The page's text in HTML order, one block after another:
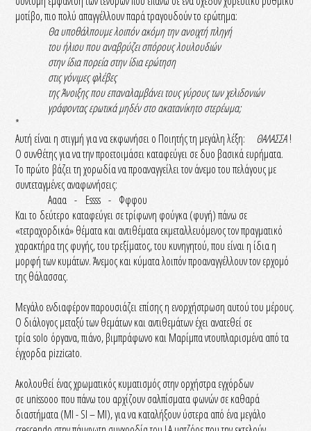
μοτίβο, πιο πολύ απαγγέλλουν παρά τραγουδούν το ερώτημα:
Θα υποθάλπουμε λοιπόν ακόμη την ανοιχτή πληγή
του ήλιου που αναβρύζει σπόρους λουλουδιών
στην ίδια πορεία στην ίδια ερώτηση
στις γόνιμες φλέβες
της Άνοιξης που επαναλαμβάνει τους γύρους των χελιδονιών
γράφοντας ερωτικά μηδέν στο ακατανίκητο στερέωμα;
*
Αυτή είναι η στιγμή για να εκφωνήσει ο Ποιητής τη μεγάλη λέξη: ΘΑΛΑΣΣΑ!
Ο συνθέτης για να την προετοιμάσει καταφεύγει σε δυο βασικά ευρήματα.
Το πρώτο βάζει τη χορωδία να προαναγγείλει τον άνεμο του πελάγους με
συντεταγμένες αναφωνήσεις:
Αααα - Essss - Φφφου
Και το δεύτερο καταφεύγει σε τρίφωνη φούγκα (φυγή) πάνω σε
«τετραχορδικά» θέματα και αντιθέματα εκμεταλλευόμενος τον πραγματικό
χαρακτήρα της φυγής, του τρεξίματος, του κυνηγητού, που είναι η ίδια η
μορφή των κυμάτων. Άνεμος και κύματα λοιπόν προαναγγέλλουν τον ερχομό
της θάλασσας.
Μεγάλο ενδιαφέρον παρουσιάζει επίσης η ενορχήστρωση αυτού του μέρους.
Ο διάλογος μεταξύ των θεμάτων και αντιθεμάτων έχει ανατεθεί σε
τρία solo όργανα, πιάνο, βιμπράφωνο και Μαρίμπα ντουπλαρισμένα από τα
έγχορδα pizzicato.
Ακολουθεί ένας χρωματικός κυματισμός στην ορχήστρα εγχόρδων
σε unissooo που πάνω του αρχίζουν σαλπίσματα φωνών σε καθαρά
διαστήματα (MI - SI – MI), για να καταλήξουν ύστερα από ένα μεγάλο